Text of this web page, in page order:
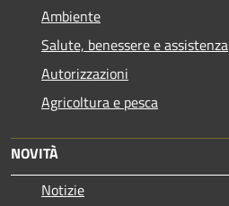
Ambiente
Salute, benessere e assistenza
Autorizzazioni
Agricoltura e pesca
NOVITÀ
Notizie